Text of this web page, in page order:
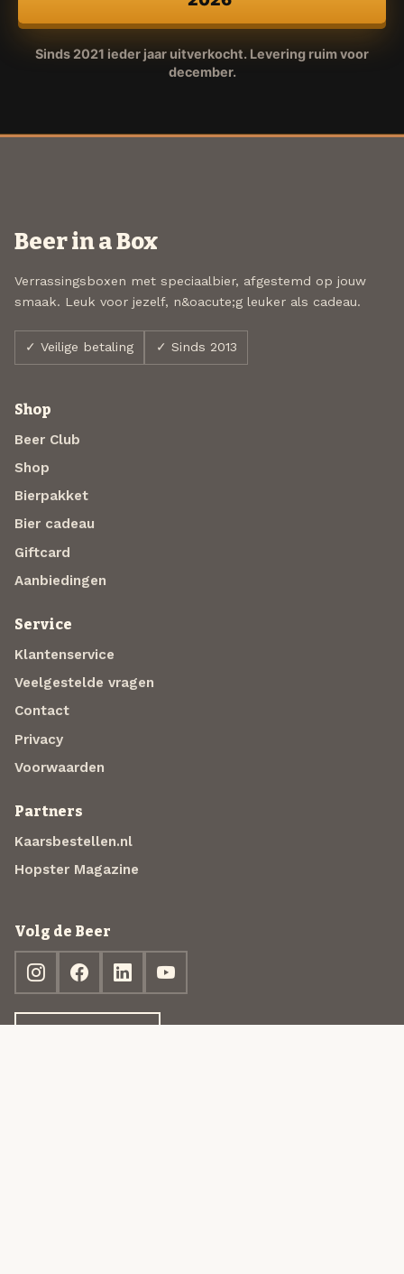
Sinds 2021 ieder jaar uitverkocht. Levering ruim voor
december.
Beer in a Box
Verrassingsboxen met speciaalbier, afgestemd op jouw
smaak. Leuk voor jezelf, n&oacute;g leuker als cadeau.
✓ Veilige betaling ✓ Sinds 2013
Shop
Beer Club
Shop
Bierpakket
Bier cadeau
Giftcard
Aanbiedingen
Service
Klantenservice
Veelgestelde vragen
Contact
Privacy
Voorwaarden
Partners
Kaarsbestellen.nl
Hopster Magazine
Volg de Beer